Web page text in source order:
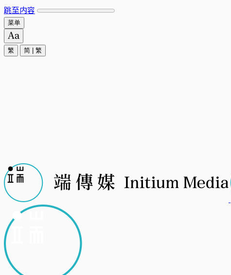
跳至内容
菜单
繁 简 繁